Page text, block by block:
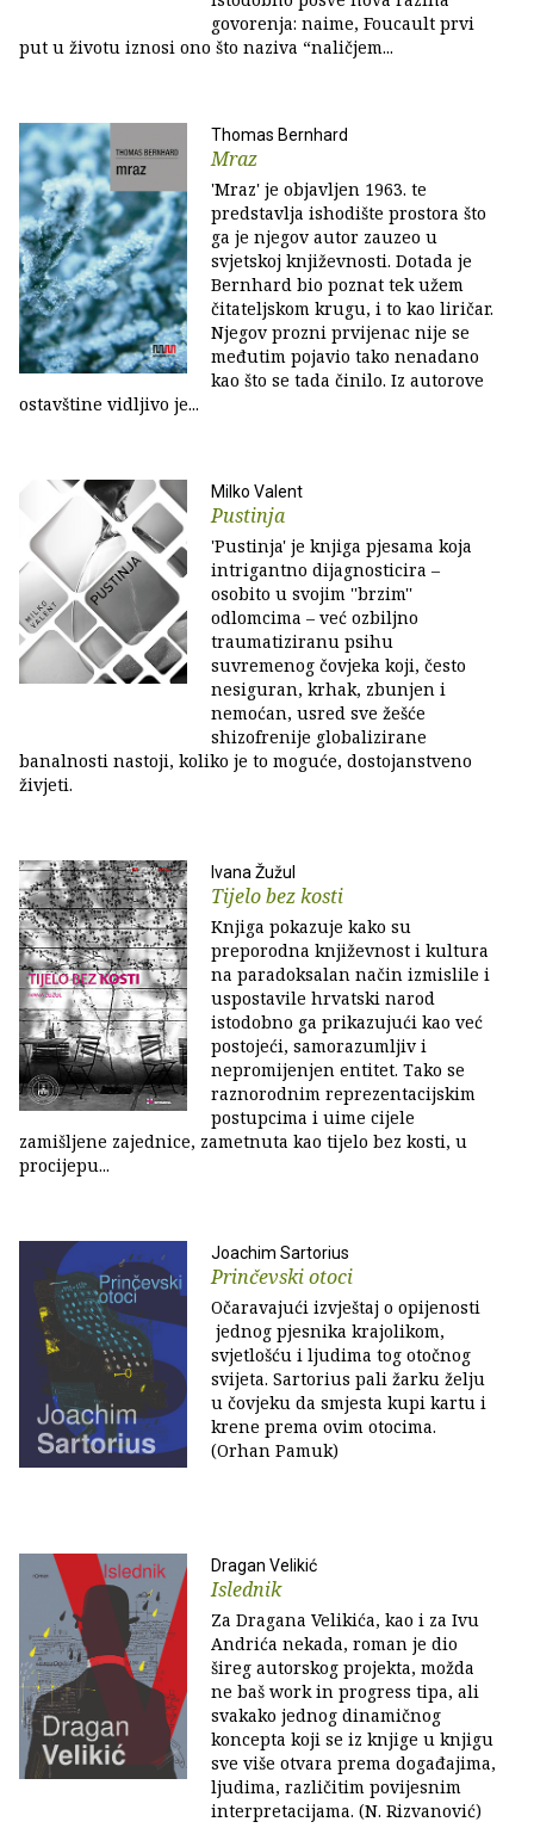
govorenja: naime, Foucault prvi
put u životu iznosi ono što naziva “naličjem...
Thomas Bernhard
Mraz
'Mraz' je objavljen 1963. te
predstavlja ishodište prostora što
ga je njegov autor zauzeo u
svjetskoj književnosti. Dotada je
Bernhard bio poznat tek užem
čitateljskom krugu, i to kao liričar.
Njegov prozni prvijenac nije se
međutim pojavio tako nenadano
kao što se tada činilo. Iz autorove
ostavštine vidljivo je...
Milko Valent
Pustinja
'Pustinja' je knjiga pjesama koja
intrigantno dijagnosticira –
osobito u svojim ''brzim''
odlomcima – već ozbiljno
traumatiziranu psihu
suvremenog čovjeka koji, često
nesiguran, krhak, zbunjen i
nemoćan, usred sve žešće
shizofrenije globalizirane
banalnosti nastoji, koliko je to moguće, dostojanstveno
živjeti.
Ivana Žužul
Tijelo bez kosti
Knjiga pokazuje kako su
preporodna književnost i kultura
na paradoksalan način izmislile i
uspostavile hrvatski narod
istodobno ga prikazujući kao već
postojeći, samorazumljiv i
nepromijenjen entitet. Tako se
raznorodnim reprezentacijskim
postupcima i uime cijele
zamišljene zajednice, zametnuta kao tijelo bez kosti, u
procijepu...
Joachim Sartorius
Prinčevski otoci
Očaravajući izvještaj o opijenosti
jednog pjesnika krajolikom,
svjetlošću i ljudima tog otočnog
svijeta. Sartorius pali žarku želju
u čovjeku da smjesta kupi kartu i
krene prema ovim otocima.
(Orhan Pamuk)
Dragan Velikić
Islednik
Za Dragana Velikića, kao i za Ivu
Andrića nekada, roman je dio
šireg autorskog projekta, možda
ne baš work in progress tipa, ali
svakako jednog dinamičnog
koncepta koji se iz knjige u knjigu
sve više otvara prema događajima,
ljudima, različitim povijesnim
interpretacijama. (N. Rizvanović)